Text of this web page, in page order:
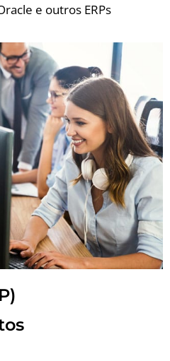
e outros ERPs